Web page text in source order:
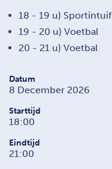
18 - 19 u) Sportintuif
19 - 20 u) Voetbal
20 - 21 u) Voetbal
Datum
8 December 2026
Starttijd
18:00
Eindtijd
21:00